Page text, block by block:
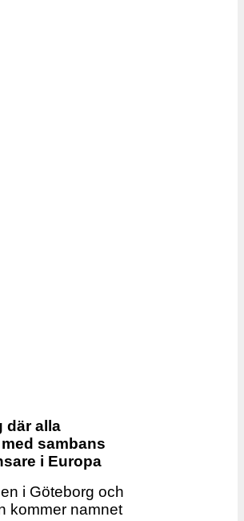
där alla
sambans
i Europa
i Göteborg och
kommer namnet